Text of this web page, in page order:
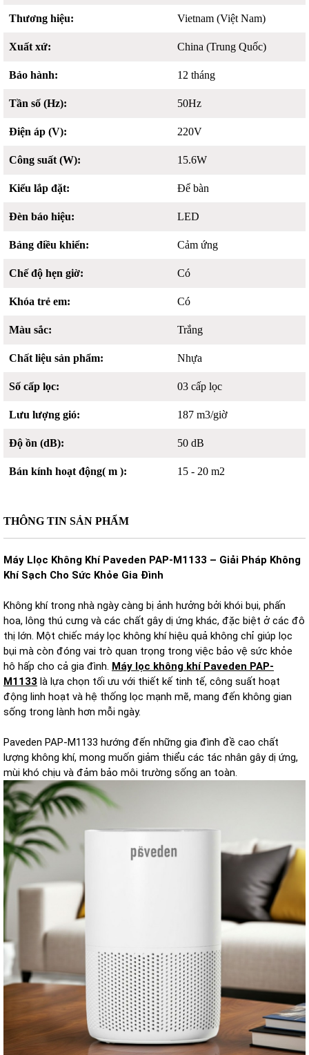
THÔNG TIN SẢN PHẨM
Máy Llọc Không Khí Paveden PAP-M1133 – Giải Pháp Không
Khí Sạch Cho Sức Khỏe Gia Đình
Không khí trong nhà ngày càng bị ảnh hưởng bởi khói bụi, phấn
hoa, lông thú cưng và các chất gây dị ứng khác, đặc biệt ở các đô
thị lớn. Một chiếc máy lọc không khí hiệu quả không chỉ giúp lọc
bụi mà còn đóng vai trò quan trọng trong việc bảo vệ sức khỏe
hô hấp cho cả gia đình. Máy lọc không khí Paveden PAP-
M1133 là lựa chọn tối ưu với thiết kế tinh tế, công suất hoạt
động linh hoạt và hệ thống lọc mạnh mẽ, mang đến không gian
sống trong lành hơn mỗi ngày.
Paveden PAP-M1133 hướng đến những gia đình đề cao chất
lượng không khí, mong muốn giảm thiểu các tác nhân gây dị ứng,
mùi khó chịu và đảm bảo môi trường sống an toàn.
Thương hiệu: Vietnam (Việt Nam)
Xuất xứ: China (Trung Quốc)
Bảo hành: 12 tháng
Tần số (Hz): 50Hz
Điện áp (V): 220V
Công suất (W): 15.6W
Kiểu lắp đặt: Để bàn
Đèn báo hiệu: LED
Bảng điều khiển: Cảm ứng
Chế độ hẹn giờ: Có
Khóa trẻ em: Có
Màu sắc: Trắng
Chất liệu sản phẩm: Nhựa
Số cấp lọc: 03 cấp lọc
Lưu lượng gió: 187 m3/giờ
Độ ồn (dB): 50 dB
Bán kính hoạt động( m ): 15 - 20 m2